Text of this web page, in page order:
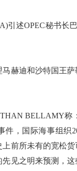
述OPEC秘书长巴
迪和沙特国王萨
BELLAMY称
件，国际海事组织
前所未有的宽松
见之明来预测，